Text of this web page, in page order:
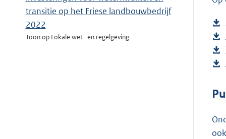
transitie op het Friese landbouwbedrijf
2022
Toon op Lokale wet- en regelgeving